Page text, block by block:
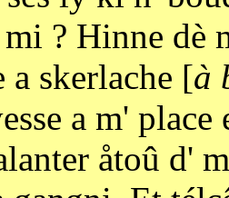
mi ? Hinne dè
a skerlache [à
a m'
åtoû d'